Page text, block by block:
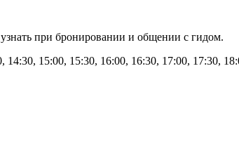
при бронировании и общении с гидом.
15:00, 15:30, 16:00, 16:30, 17:00, 17:30,